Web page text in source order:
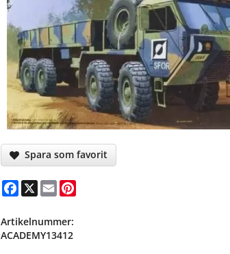
Spara som favorit
Facebook
X Email
Artikelnummer:
ACADEMY13412